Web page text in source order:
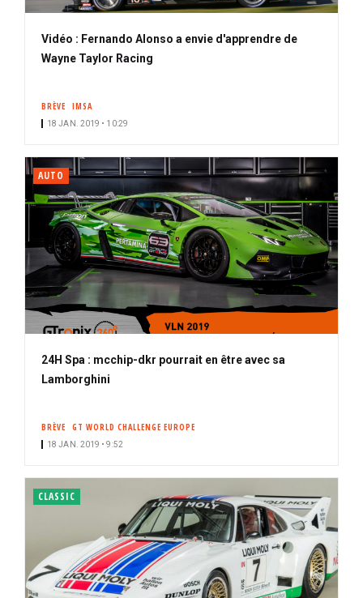
Vidéo : Fernando Alonso a envie d'apprendre de
Wayne Taylor Racing
BRÈVE IMSA
18 JAN. 2019 • 10:29
AUTO
24H Spa : mcchip-dkr pourrait en être avec sa
Lamborghini
BRÈVE GT WORLD CHALLENGE EUROPE
18 JAN. 2019 • 9:52
CLASSIC